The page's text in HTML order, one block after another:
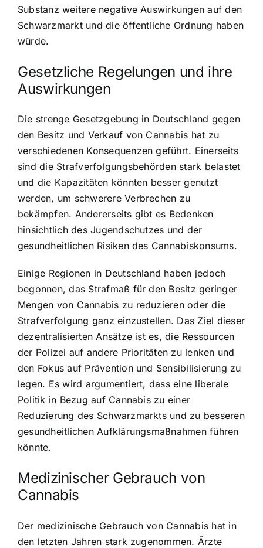
Substanz weitere negative Auswirkungen auf den
Schwarzmarkt und die öffentliche Ordnung haben
würde.
Gesetzliche Regelungen und ihre
Auswirkungen
Die strenge Gesetzgebung in Deutschland gegen
den Besitz und Verkauf von Cannabis hat zu
verschiedenen Konsequenzen geführt. Einerseits
sind die Strafverfolgungsbehörden stark belastet
und die Kapazitäten könnten besser genutzt
werden, um schwerere Verbrechen zu
bekämpfen. Andererseits gibt es Bedenken
hinsichtlich des Jugendschutzes und der
gesundheitlichen Risiken des Cannabiskonsums.
Einige Regionen in Deutschland haben jedoch
begonnen, das Strafmaß für den Besitz geringer
Mengen von Cannabis zu reduzieren oder die
Strafverfolgung ganz einzustellen. Das Ziel dieser
dezentralisierten Ansätze ist es, die Ressourcen
der Polizei auf andere Prioritäten zu lenken und
den Fokus auf Prävention und Sensibilisierung zu
legen. Es wird argumentiert, dass eine liberale
Politik in Bezug auf Cannabis zu einer
Reduzierung des Schwarzmarkts und zu besseren
gesundheitlichen Aufklärungsmaßnahmen führen
könnte.
Medizinischer Gebrauch von
Cannabis
Der medizinische Gebrauch von Cannabis hat in
den letzten Jahren stark zugenommen. Ärzte